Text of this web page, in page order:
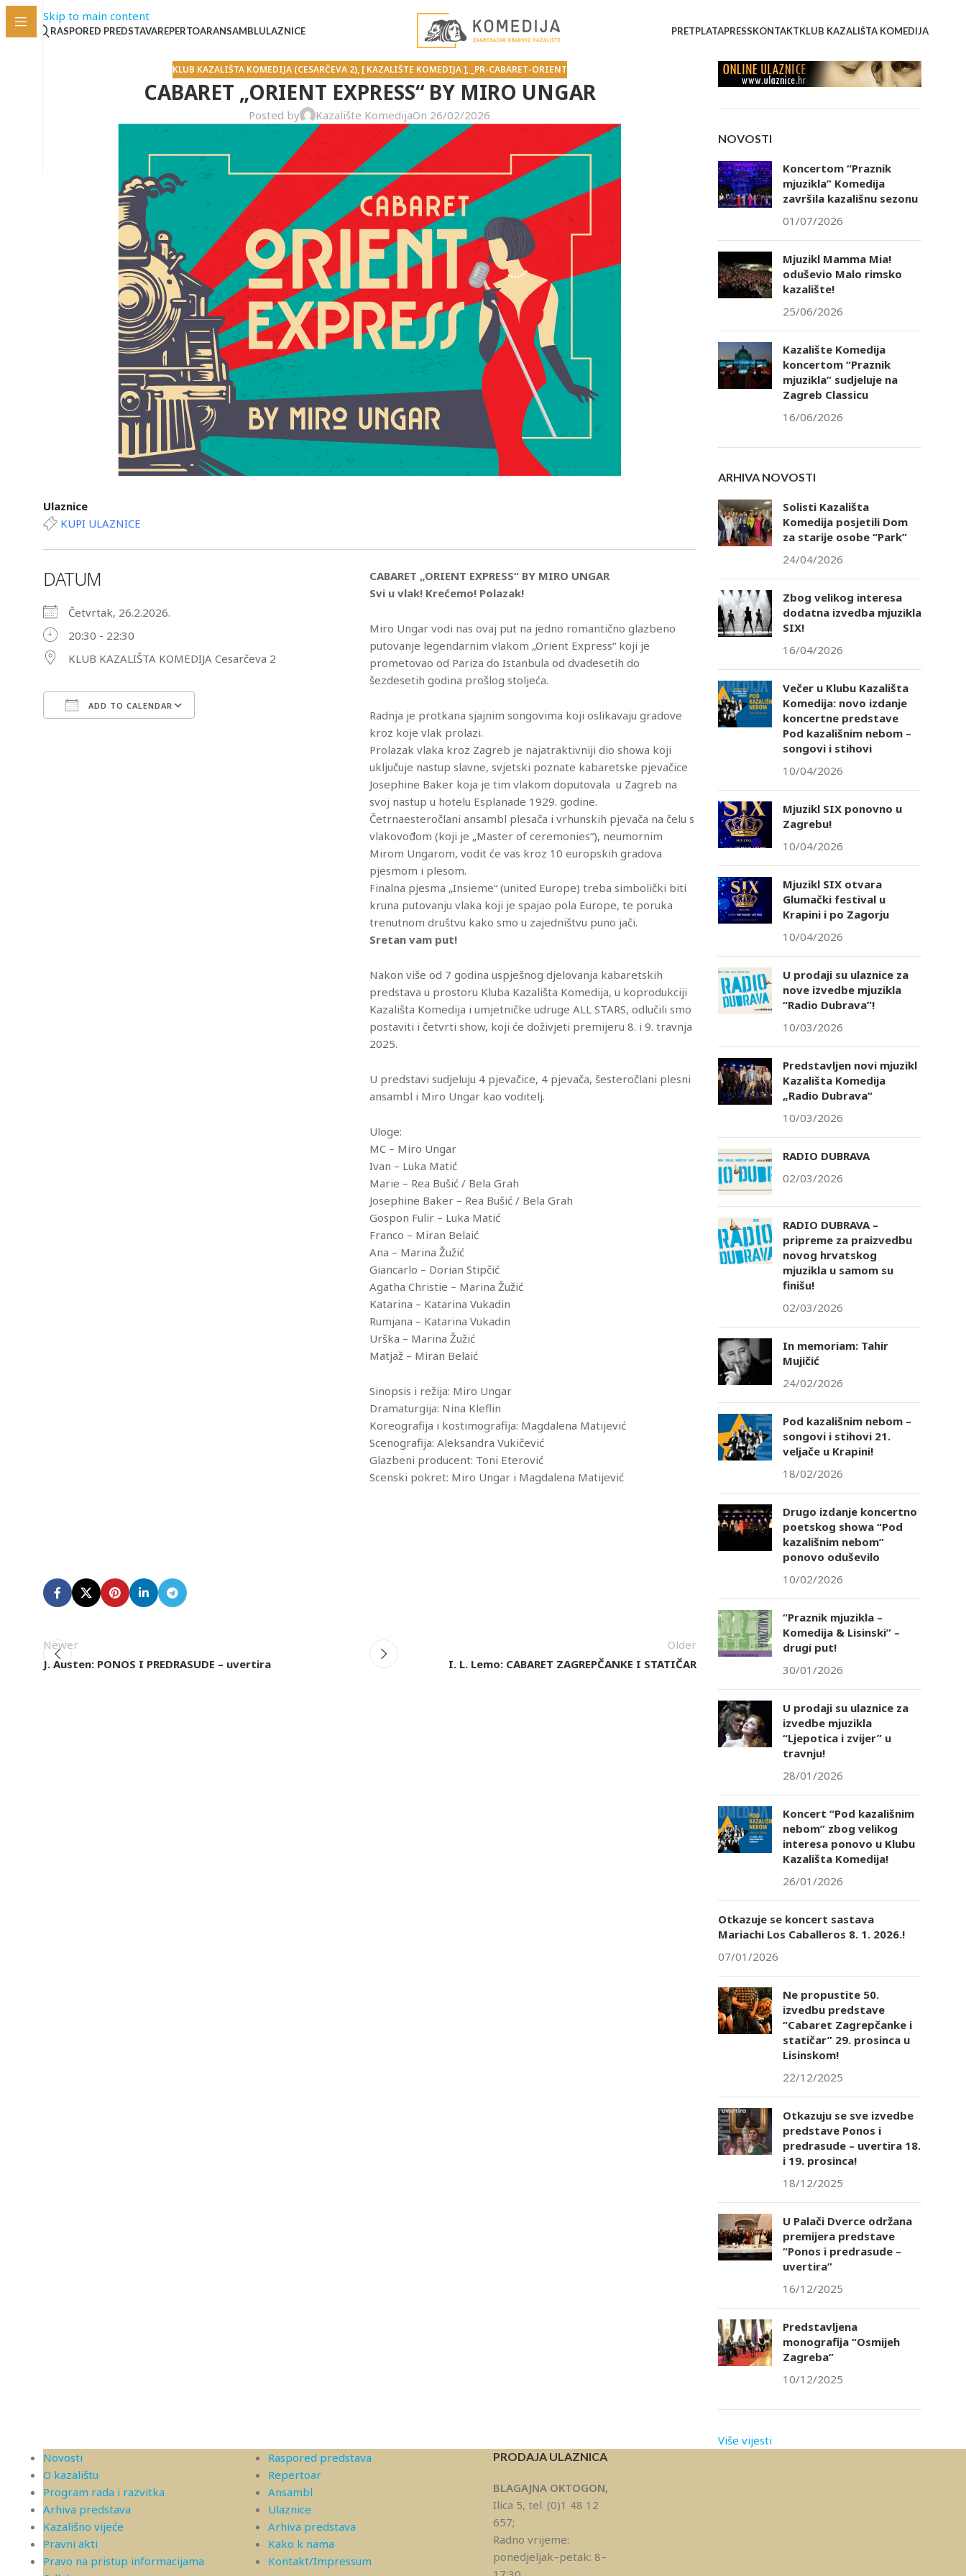
Skip to main content
RASPORED PREDSTAVAREPERTOARANSAMBLULAZNICE PRETPLATAPRESSKONTAKTKLUB KAZALIŠTA KOMEDIJA
KLUB KAZALIŠTA KOMEDIJA (CESARČEVA 2), [ KAZALIŠTE KOMEDIJA ], _PR-CABARET-ORIENT
CABARET „ORIENT EXPRESS“ BY MIRO UNGAR
Posted by Kazalište KomedijaOn 26/02/2026
Ulaznice
KUPI ULAZNICE
DATUM
Četvrtak, 26.2.2026.
20:30 - 22:30
KLUB KAZALIŠTA KOMEDIJA Cesarčeva 2
ADD TO CALENDAR
iCalendar
CABARET „ORIENT EXPRESS“ BY MIRO UNGAR
Svi u vlak! Krećemo! Polazak!
Miro Ungar vodi nas ovaj put na jedno romantično glazbeno
putovanje legendarnim vlakom „Orient Express“ koji je
prometovao od Pariza do Istanbula od dvadesetih do
šezdesetih godina prošlog stoljeća.
Radnja je protkana sjajnim songovima koji oslikavaju gradove
kroz koje vlak prolazi.
Prolazak vlaka kroz Zagreb je najatraktivniji dio showa koji
uključuje nastup slavne, svjetski poznate kabaretske pjevačice
Josephine Baker koja je tim vlakom doputovala u Zagreb na
svoj nastup u hotelu Esplanade 1929. godine.
Četrnaesteročlani ansambl plesača i vrhunskih pjevača na čelu s
vlakovođom (koji je „Master of ceremonies“), neumornim
Mirom Ungarom, vodit će vas kroz 10 europskih gradova
pjesmom i plesom.
Finalna pjesma „Insieme“ (united Europe) treba simbolički biti
kruna putovanju vlaka koji je spajao pola Europe, te poruka
trenutnom društvu kako smo u zajedništvu puno jači.
Sretan vam put!
Nakon više od 7 godina uspješnog djelovanja kabaretskih
predstava u prostoru Kluba Kazališta Komedija, u koprodukciji
Kazališta Komedija i umjetničke udruge ALL STARS, odlučili smo
postaviti i četvrti show, koji će doživjeti premijeru 8. i 9. travnja
2025.
U predstavi sudjeluju 4 pjevačice, 4 pjevača, šesteročlani plesni
ansambl i Miro Ungar kao voditelj.
Uloge:
MC – Miro Ungar
Ivan – Luka Matić
Marie – Rea Bušić / Bela Grah
Josephine Baker – Rea Bušić / Bela Grah
Gospon Fulir – Luka Matić
Franco – Miran Belaić
Ana – Marina Žužić
Giancarlo – Dorian Stipčić
Agatha Christie – Marina Žužić
Katarina – Katarina Vukadin
Rumjana – Katarina Vukadin
Urška – Marina Žužić
Matjaž – Miran Belaić
Sinopsis i režija: Miro Ungar
Dramaturgija: Nina Kleflin
Koreografija i kostimografija: Magdalena Matijević
Scenografija: Aleksandra Vukičević
Glazbeni producent: Toni Eterović
Scenski pokret: Miro Ungar i Magdalena Matijević
Newer
J. Austen: PONOS I PREDRASUDE – uvertira
Older
I. L. Lemo: CABARET ZAGREPČANKE I STATIČAR
NOVOSTI
Koncertom “Praznik
mjuzikla” Komedija
završila kazališnu sezonu
01/07/2026
Mjuzikl Mamma Mia!
oduševio Malo rimsko
kazalište!
25/06/2026
Kazalište Komedija
koncertom “Praznik
mjuzikla” sudjeluje na
Zagreb Classicu
16/06/2026
ARHIVA NOVOSTI
Solisti Kazališta
Komedija posjetili Dom
za starije osobe “Park”
24/04/2026
Zbog velikog interesa
dodatna izvedba mjuzikla
SIX!
16/04/2026
Večer u Klubu Kazališta
Komedija: novo izdanje
koncertne predstave
Pod kazališnim nebom –
songovi i stihovi
10/04/2026
Mjuzikl SIX ponovno u
Zagrebu!
10/04/2026
Mjuzikl SIX otvara
Glumački festival u
Krapini i po Zagorju
10/04/2026
U prodaji su ulaznice za
nove izvedbe mjuzikla
“Radio Dubrava”!
10/03/2026
Predstavljen novi mjuzikl
Kazališta Komedija
„Radio Dubrava“
10/03/2026
RADIO DUBRAVA
02/03/2026
RADIO DUBRAVA –
pripreme za praizvedbu
novog hrvatskog
mjuzikla u samom su
finišu!
02/03/2026
In memoriam: Tahir
Mujičić
24/02/2026
Pod kazališnim nebom –
songovi i stihovi 21.
veljače u Krapini!
18/02/2026
Drugo izdanje koncertno
poetskog showa “Pod
kazališnim nebom”
ponovo oduševilo
10/02/2026
“Praznik mjuzikla –
Komedija & Lisinski” –
drugi put!
30/01/2026
U prodaji su ulaznice za
izvedbe mjuzikla
“Ljepotica i zvijer” u
travnju!
28/01/2026
Koncert “Pod kazališnim
nebom” zbog velikog
interesa ponovo u Klubu
Kazališta Komedija!
26/01/2026
Otkazuje se koncert sastava
Mariachi Los Caballeros 8. 1. 2026.!
07/01/2026
Ne propustite 50.
izvedbu predstave
“Cabaret Zagrepčanke i
statičar” 29. prosinca u
Lisinskom!
22/12/2025
Otkazuju se sve izvedbe
predstave Ponos i
predrasude – uvertira 18.
i 19. prosinca!
18/12/2025
U Palači Dverce održana
premijera predstave
“Ponos i predrasude –
uvertira”
16/12/2025
Predstavljena
monografija “Osmijeh
Zagreba”
10/12/2025
Više vijesti
Novosti
O kazalištu
Program rada i razvitka
Arhiva predstava
Kazališno vijeće
Pravni akti
Pravo na pristup informacijama
Raspored predstava
Repertoar
Ansambl
Ulaznice
Arhiva predstava
Kako k nama
Kontakt/Impressum
PRODAJA ULAZNICA
BLAGAJNA OKTOGON,
Ilica 5, tel. (0)1 48 12
657;
Radno vrijeme:
ponedjeljak–petak: 8–